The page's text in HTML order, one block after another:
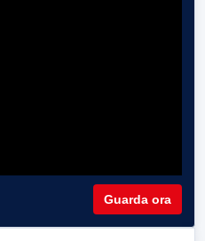
Guarda ora